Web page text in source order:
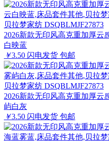
贝拉梦家纺 DSQBLMJF27873
2026新款无印风高克重加厚云
白映蓝
￥3.50 闪电发货 包邮
贝拉梦家纺 DSQBLMJF27873
2026新款无印风高克重加厚云
屿白灰
￥3.50 闪电发货 包邮